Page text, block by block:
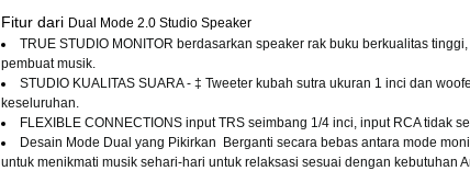
Fitur dari Dual Mode 2.0 Studio Speaker
TRUE STUDIO MONITOR berdasarkan speaker rak buku berkualitas
pembuat musik.
STUDIO KUALITAS SUARA ⁠- ‡ Tweeter kubah sutra ukuran 1 inci dan
keseluruhan.
FLEXIBLE CONNECTIONS input TRS seimbang 1/4 inci, input RCA tidak
Desain Mode Dual yang Pikirkan ️ Berganti secara bebas antara mode
untuk menikmati musik sehari-hari untuk relaksasi sesuai dengan kebutuhan